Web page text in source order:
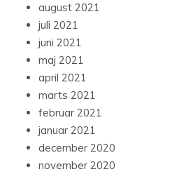
august 2021
juli 2021
juni 2021
maj 2021
april 2021
marts 2021
februar 2021
januar 2021
december 2020
november 2020